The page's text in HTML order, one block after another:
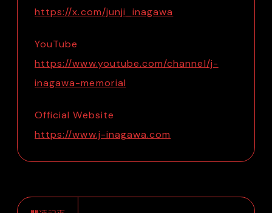
https://x.com/junji_inagawa
YouTube
https://www.youtube.com/channel/j-
inagawa-memorial
Official Website
https://www.j-inagawa.com